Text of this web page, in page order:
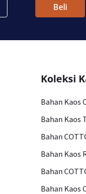
Beli
Koleksi
Bahan Kaos
Bahan Kaos
Bahan
Bahan Kaos
Bahan
Bahan Kaos